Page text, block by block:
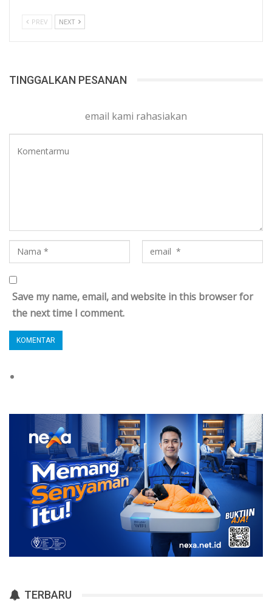
PREV NEXT
TINGGALKAN PESANAN
email kami rahasiakan
Save my name, email, and website in this browser for
the next time I comment.
TERBARU